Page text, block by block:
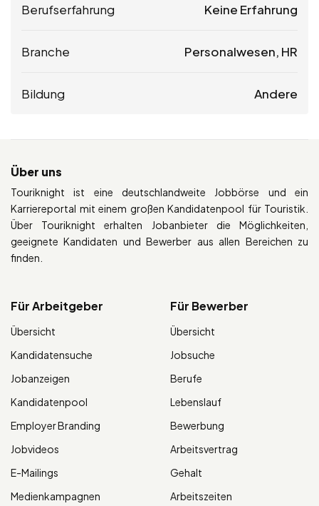
Berufserfahrung Keine Erfahrung
Branche Personalwesen, HR
Bildung Andere
Über uns
Touriknight ist eine deutschlandweite Jobbörse und ein
Karriereportal mit einem großen Kandidatenpool für Touristik.
Über Touriknight erhalten Jobanbieter die Möglichkeiten,
geeignete Kandidaten und Bewerber aus allen Bereichen zu
finden.
Für Arbeitgeber
Übersicht
Kandidatensuche
Jobanzeigen
Kandidatenpool
Employer Branding
Jobvideos
E-Mailings
Medienkampagnen
Für Bewerber
Übersicht
Jobsuche
Berufe
Lebenslauf
Bewerbung
Arbeitsvertrag
Gehalt
Arbeitszeiten